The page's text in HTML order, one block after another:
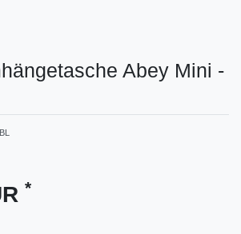
Abey Mini -
*